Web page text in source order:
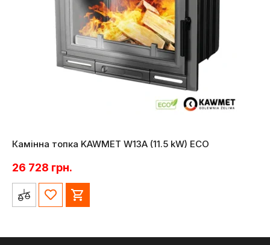
Камінна топка KAWMET W13A (11.5 kW) EСO
26 728 грн.